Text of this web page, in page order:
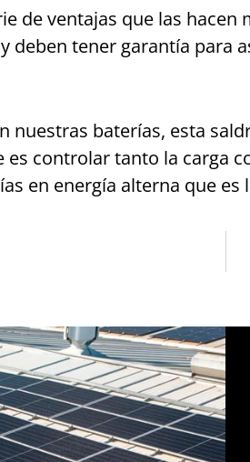
de ventajas que las
deben tener garantía para
nuestras baterías, esta
es controlar tanto la carga
en energía alterna que